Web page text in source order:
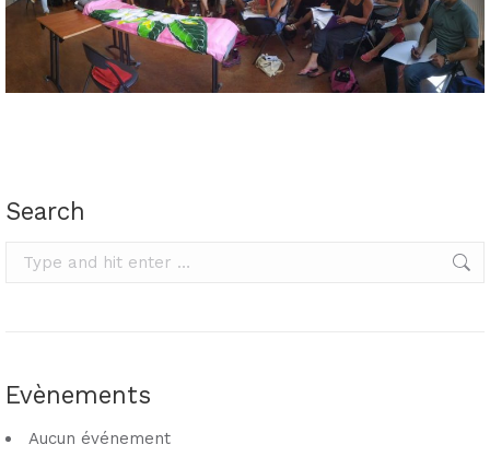
Search
Search:
Evènements
Aucun événement